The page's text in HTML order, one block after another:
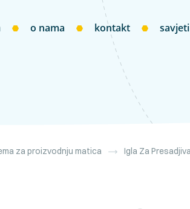
o nama kontakt savjeti
za proizvodnju matica Igla Za